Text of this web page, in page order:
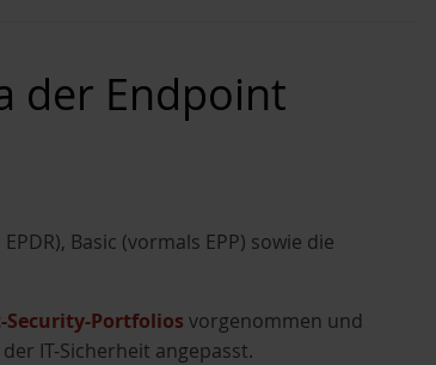
der Endpoint
Basic (vormals EPP) sowie die
Security-Portfolios vorgenommen und
IT-Sicherheit angepasst.